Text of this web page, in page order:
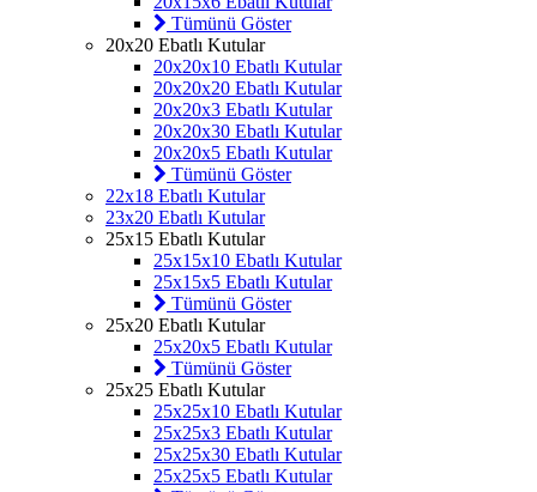
Tümünü Göster
20x20 Ebatlı Kutular
20x20x10 Ebatlı Kutular
20x20x20 Ebatlı Kutular
20x20x3 Ebatlı Kutular
20x20x30 Ebatlı Kutular
20x20x5 Ebatlı Kutular
Tümünü Göster
22x18 Ebatlı Kutular
23x20 Ebatlı Kutular
25x15 Ebatlı Kutular
25x15x10 Ebatlı Kutular
25x15x5 Ebatlı Kutular
Tümünü Göster
25x20 Ebatlı Kutular
25x20x5 Ebatlı Kutular
Tümünü Göster
25x25 Ebatlı Kutular
25x25x10 Ebatlı Kutular
25x25x3 Ebatlı Kutular
25x25x30 Ebatlı Kutular
25x25x5 Ebatlı Kutular